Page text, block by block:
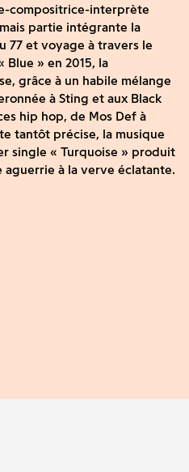
compositrice-interprète
partie intégrante la
77 et voyage à travers le
Blue » en 2015, la
grâce à un habile mélange
à Sting et aux Black
hip hop, de Mos Def à
tantôt précise, la musique
single « Turquoise » produit
aguerrie à la verve éclatante.